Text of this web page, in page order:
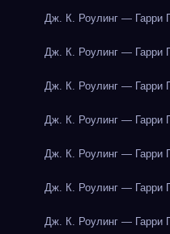
Дж. К. Роулинг — Гарри
Дж. К. Роулинг — Гарри
Дж. К. Роулинг — Гарри
Дж. К. Роулинг — Гарри
Дж. К. Роулинг — Гарри
Дж. К. Роулинг — Гарри
Дж. К. Роулинг — Гарри